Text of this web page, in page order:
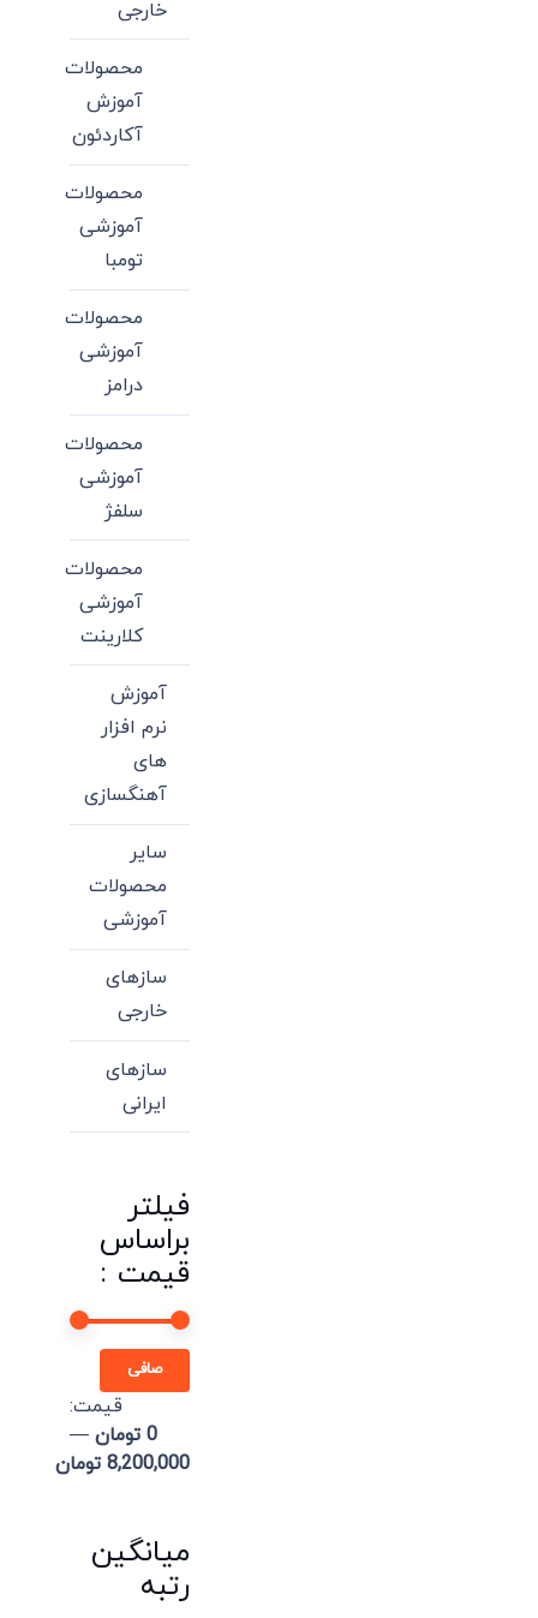
خارجی
محصولات
آموزش
آکاردئون
محصولات
آموزشی
تومبا
محصولات
آموزشی
درامز
محصولات
آموزشی
سلفژ
محصولات
آموزشی
کلارینت
آموزش
نرم افزار
های
آهنگسازی
سایر
محصولات
آموزشی
سازهای
خارجی
سازهای
ایرانی
فیلتر
براساس
قیمت :
صافی
قيمت:
0 تومان
—
8,200,000 تومان
میانگین
رتبه